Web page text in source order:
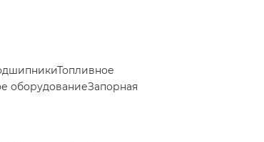
Топливное
оборудованиеЗапорная